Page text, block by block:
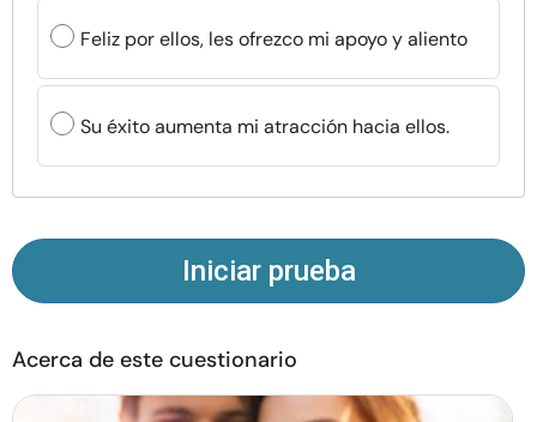
Encuentra un terapeuta
Idioma
nosotros
© Copyright 2026. Todos los derechos reservados.
Feliz por ellos, les ofrezco mi apoyo y aliento
Su éxito aumenta mi atracción hacia ellos.
Iniciar prueba
Acerca de este cuestionario